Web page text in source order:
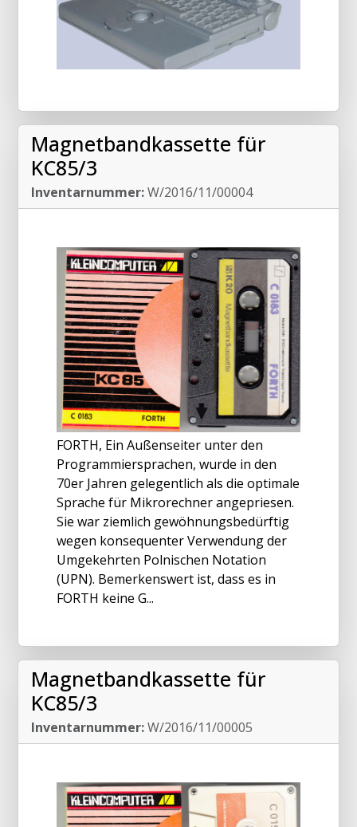
Magnetbandkassette für
KC85/3
Inventarnummer:W/2016/11/00004
FORTH, Ein Außenseiter unter den
Programmiersprachen, wurde in den
70er Jahren gelegentlich als die optimale
Sprache für Mikrorechner angepriesen.
Sie war ziemlich gewöhnungsbedürftig
wegen konsequenter Verwendung der
Umgekehrten Polnischen Notation
(UPN). Bemerkenswert ist, dass es in
FORTH keine G...
Magnetbandkassette für
KC85/3
Inventarnummer:W/2016/11/00005